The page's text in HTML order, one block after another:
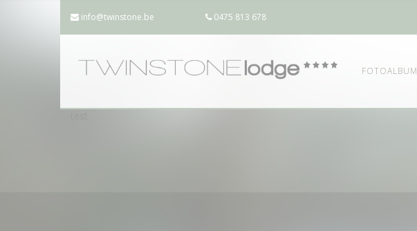
info@twinstone.be 0475 813 678
FOTOALBUM